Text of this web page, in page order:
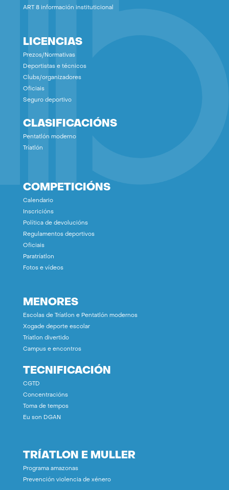
ART 8 información instituticional
LICENCIAS
Prezos/Normativas
Deportistas e técnicos
Clubs/organizadores
Oficiais
Seguro deportivo
CLASIFICACIÓNS
Pentatlón moderno
Tríatlón
COMPETICIÓNS
Calendario
Inscricións
Política de devolucións
Regulamentos deportivos
Oficiais
Paratríatlon
Fotos e vídeos
MENORES
Escolas de Tríatlon e Pentatlón modernos
Xogade deporte escolar
Tríatlon divertido
Campus e encontros
TECNIFICACIÓN
CGTD
Concentracións
Toma de tempos
Eu son DGAN
TRÍATLON E MULLER
Programa amazonas
Prevención violencia de xénero